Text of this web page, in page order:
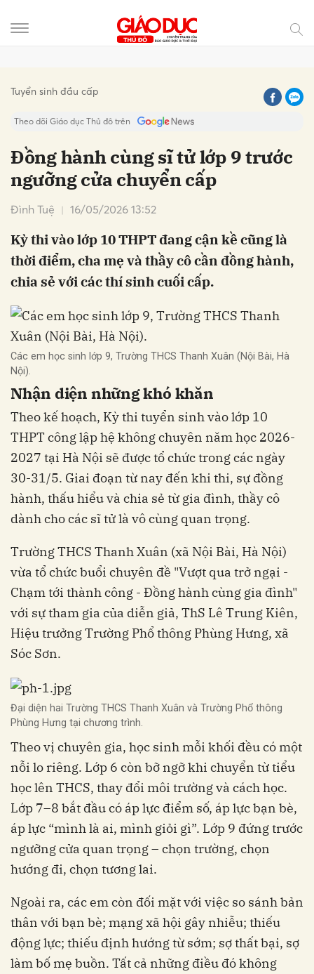
Tuyển sinh đầu cấp
Theo dõi Giáo dục Thủ đô trên
Đồng hành cùng sĩ tử lớp 9 trước
ngưỡng cửa chuyển cấp
Đình Tuệ 16/05/2026 13:52
Kỳ thi vào lớp 10 THPT đang cận kề cũng là
thời điểm, cha mẹ và thầy cô cần đồng hành,
chia sẻ với các thí sinh cuối cấp.
Các em học sinh lớp 9, Trường THCS Thanh Xuân (Nội Bài, Hà
Nội).
Nhận diện những khó khăn
Theo kế hoạch, Kỳ thi tuyển sinh vào lớp 10
THPT công lập hệ không chuyên năm học 2026-
2027 tại Hà Nội sẽ được tổ chức trong các ngày
30-31/5. Giai đoạn từ nay đến khi thi, sự đồng
hành, thấu hiểu và chia sẻ từ gia đình, thầy cô
dành cho các sĩ tử là vô cùng quan trọng.
Trường THCS Thanh Xuân (xã Nội Bài, Hà Nội)
vừa tổ chức buổi chuyên đề "Vượt qua trở ngại -
Chạm tới thành công - Đồng hành cùng gia đình"
với sự tham gia của diễn giả, ThS Lê Trung Kiên,
Hiệu trưởng Trường Phổ thông Phùng Hưng, xã
Sóc Sơn.
Đại diện hai Trường THCS Thanh Xuân và Trường Phổ thông
Phùng Hưng tại chương trình.
Theo vị chuyên gia, học sinh mỗi khối đều có một
nỗi lo riêng. Lớp 6 còn bỡ ngỡ khi chuyển từ tiểu
học lên THCS, thay đổi môi trường và cách học.
Lớp 7–8 bắt đầu có áp lực điểm số, áp lực bạn bè,
áp lực “mình là ai, mình giỏi gì”. Lớp 9 đứng trước
ngưỡng cửa quan trọng – chọn trường, chọn
hướng đi, chọn tương lai.
Ngoài ra, các em còn đối mặt với việc so sánh bản
thân với bạn bè; mạng xã hội gây nhiễu; thiếu
động lực; thiếu định hướng từ sớm; sợ thất bại, sợ
làm bố mẹ buồn. Tất cả những điều đó không
Hủy Gửi